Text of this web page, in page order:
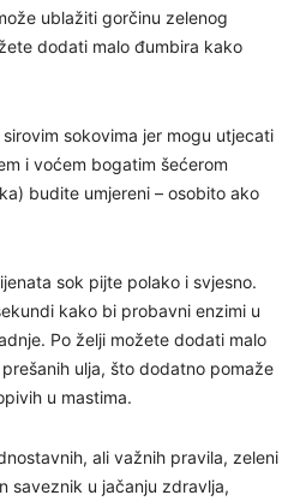
ublažiti gorčinu zelenog
dodati malo đumbira kako
sokovima jer mogu utjecati
i voćem bogatim šećerom
budite umjereni – osobito ako
sok pijte polako i svjesno.
kako bi probavni enzimi u
Po želji možete dodati malo
ulja, što dodatno pomaže
u mastima.
ali važnih pravila, zeleni
saveznik u jačanju zdravlja,